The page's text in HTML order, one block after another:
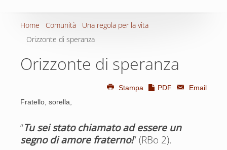
Home Comunità
Una regola per la vita
Orizzonte di speranza
Orizzonte di speranza
Stampa PDF
Email
Fratello, sorella,
“Tu sei stato chiamato ad essere un
segno di amore fraterno!” (RBo 2).